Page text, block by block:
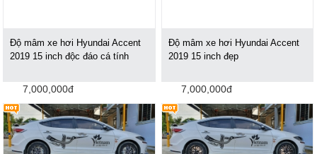
Độ mâm xe hơi Hyundai Accent
2019 15 inch độc đáo cá tính
7,000,000đ
Độ mâm xe hơi Hyundai Accent
2019 15 inch đẹp
7,000,000đ